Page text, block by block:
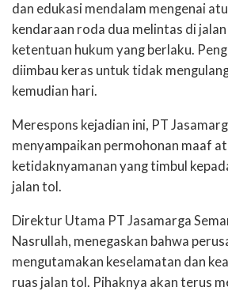
dan edukasi mendalam mengenai
kendaraan roda dua melintas di
ketentuan hukum yang berlaku.
diimbau keras untuk tidak
kemudian hari.
Merespons kejadian ini, PT
menyampaikan permohonan maaf
ketidaknyamanan yang timbul
jalan tol.
Direktur Utama PT Jasamarga
Nasrullah, menegaskan bahwa
mengutamakan keselamatan dan
ruas jalan tol. Pihaknya akan terus